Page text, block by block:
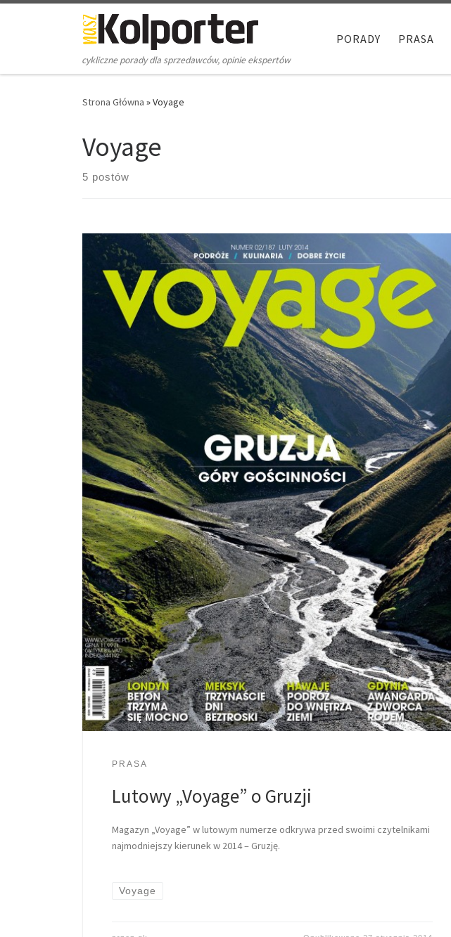
Skip to content
cykliczne porady dla sprzedawców, opinie ekspertów
PORADY PRASA
Strona Główna »Voyage
Voyage
5 postów
PRASA
Lutowy „Voyage” o Gruzji
Magazyn „Voyage” w lutowym numerze odkrywa przed swoimi czytelnikami
najmodniejszy kierunek w 2014 – Gruzję.
Voyage